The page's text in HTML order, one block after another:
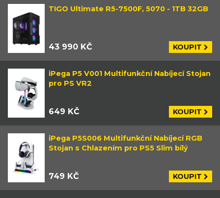
TIGO Ultimate R5-7500F, 5070 - 1TB 32GB
43 990 KČ KOUPIT
iPega P5 V001 Multifunkční Nabíjecí Stojan
pro PS VR2
649 KČ KOUPIT
iPega P5S006 Multifunkční Nabíjecí RGB
Stojan s Chlazením pro PS5 Slim bílý
749 KČ KOUPIT